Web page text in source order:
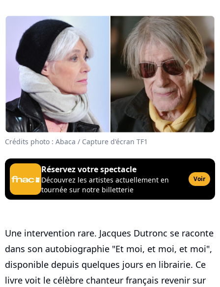
Crédits photo : Abaca / Capture d'écran TF1
Réservez votre spectacle
Découvrez les artistes actuellement en
tournée sur notre billetterie
Voir
Une intervention rare. Jacques Dutronc se raconte
dans son autobiographie "Et moi, et moi, et moi",
disponible depuis quelques jours en librairie. Ce
livre voit le célèbre chanteur français revenir sur